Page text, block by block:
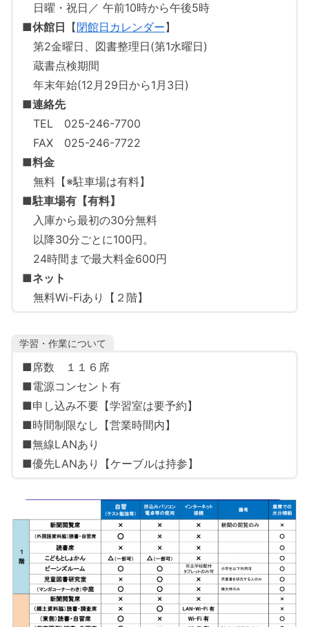
日曜・祝日／ 午前10時から午後5時
■休館日 【閉館日カレンダー】
第2金曜日、図書整理日(第1水曜日)
蔵書点検期間
年末年始(12月29日から1月3日)
■連絡先
TEL 025-246-7700
FAX 025-246-7722
■料金
無料【※駐車場は有料】
■駐車場有【有料】
入庫から最初の30分無料
以降30分ごとに100円。
24時間まで最大料金600円
■ネット
無料Wi-Fiあり【２階】
学習・作業について
■席数 １１６席
■電源コンセント有
■申し込み不要【学習室は要予約】
■時間制限なし【営業時間内】
■無線LANあり
■優先LANあり【ケーブルは持参】